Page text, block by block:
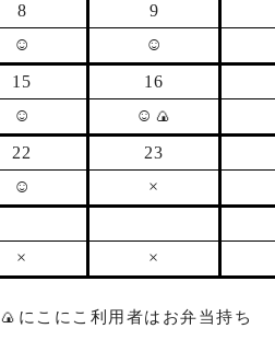
8 9
☺ ☺
15 16
☺ ☺ 🍙
22 23
☺ ×
× ×
🍙 にこにこ利用者はお弁当持ち